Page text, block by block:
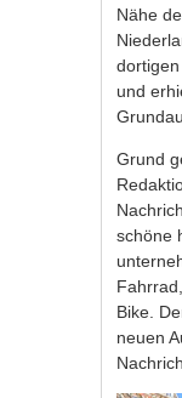
Nähe
und
Grund
schöne
Bike.
neuen